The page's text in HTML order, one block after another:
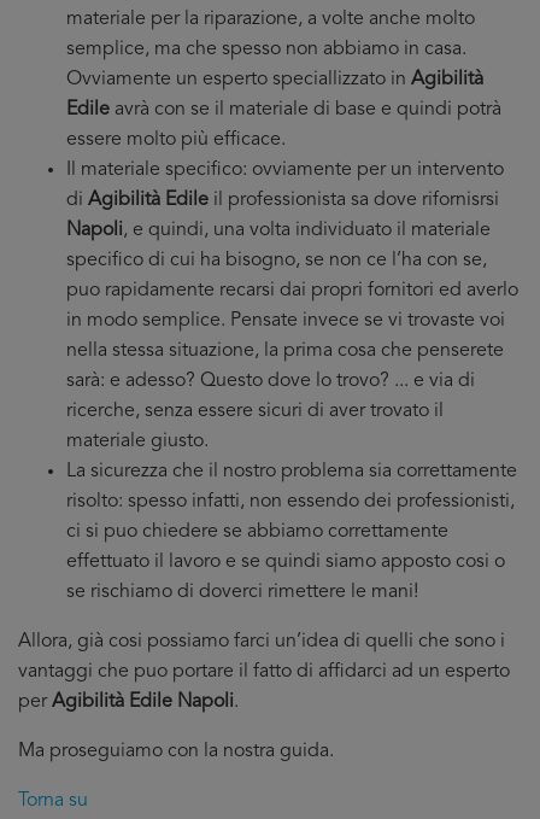
materiale per la riparazione, a volte anche molto
semplice, ma che spesso non abbiamo in casa.
Ovviamente un esperto speciallizzato in Agibilità
Edile avrà con se il materiale di base e quindi potrà
essere molto più efficace.
Il materiale specifico: ovviamente per un intervento
di Agibilità Edile il professionista sa dove rifornisrsi
Napoli, e quindi, una volta individuato il materiale
specifico di cui ha bisogno, se non ce l’ha con se,
puo rapidamente recarsi dai propri fornitori ed averlo
in modo semplice. Pensate invece se vi trovaste voi
nella stessa situazione, la prima cosa che penserete
sarà: e adesso? Questo dove lo trovo? ... e via di
ricerche, senza essere sicuri di aver trovato il
materiale giusto.
La sicurezza che il nostro problema sia correttamente
risolto: spesso infatti, non essendo dei professionisti,
ci si puo chiedere se abbiamo correttamente
effettuato il lavoro e se quindi siamo apposto cosi o
se rischiamo di doverci rimettere le mani!
Allora, già cosi possiamo farci un’idea di quelli che sono i
vantaggi che puo portare il fatto di affidarci ad un esperto
perAgibilità Edile Napoli.
Ma proseguiamo con la nostra guida.
Torna su